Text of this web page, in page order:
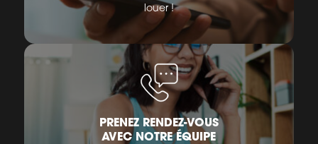
louer !
PRENEZ RENDEZ-VOUS
AVEC NOTRE ÉQUIPE